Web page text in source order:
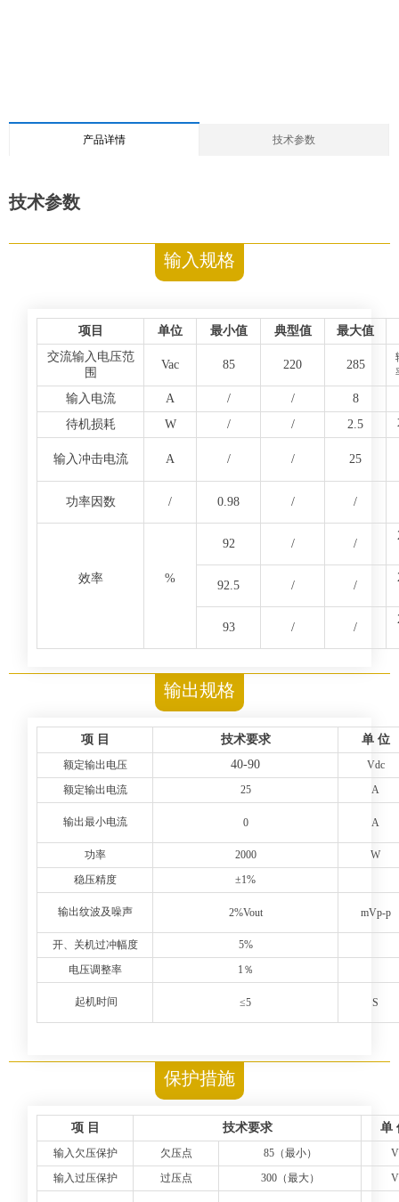
产品详情 技术参数
技术参数
输入规格
项目 单位 最小值 典型值
最大值
交流输入电压范
围
Vac 85 220 285
输入电流 A / /
8
待机损耗
W / / 2.5
输入冲击电流 A / / 25
功率因数 / 0.98 / /
效率 %
92 / /
92.5 / /
93 / /
输出规格
项 目 技术要求 单 位
额定输出电压 40-90
Vdc
额定输出电流
25 A
输出最小电流 0 A
功率 2000
W
稳压精度
±1%
输出纹波及噪声 2%Vout mVp-p
开、关机过冲幅度
5%
电压调整率
1％
起机时间 ≤5 S
保护措施
项 目 技术要求 单
输入欠压保护 欠压点 85（最小）
V
输入过压保护
过压点 300（最大） V